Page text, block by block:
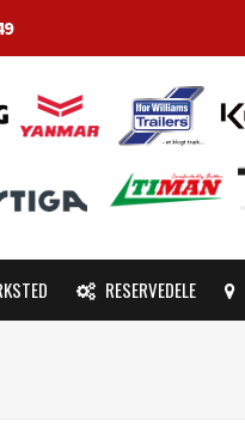
RESERVEDELE